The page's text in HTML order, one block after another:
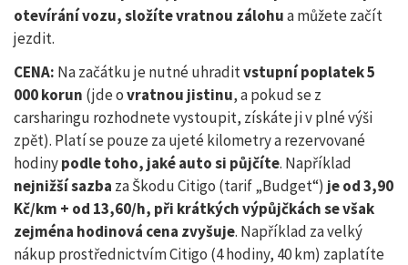
otevírání vozu, složíte vratnou zálohua můžete začít
jezdit.
CENA: Na začátku je nutné uhraditvstupní poplatek 5
000 korun (jde ovratnou jistinu, a pokud se z
carsharingu rozhodnete vystoupit, získáte ji v plné výši
zpět). Platí se pouze za ujeté kilometry a rezervované
hodinypodle toho, jaké auto si půjčíte. Například
nejnižší sazba za Škodu Citigo (tarif „Budget“) je od 3,90
Kč/km + od 13,60/h, při krátkých výpůjčkách se však
zejména hodinová cena zvyšuje. Například za velký
nákup prostřednictvím Citigo (4 hodiny, 40 km) zaplatíte